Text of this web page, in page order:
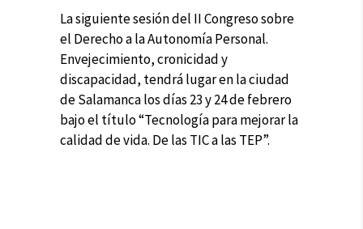
La siguiente sesión del II Congreso sobre
el Derecho a la Autonomía Personal.
Envejecimiento, cronicidad y
discapacidad, tendrá lugar en la ciudad
de Salamanca los días 23 y 24 de febrero
bajo el título “Tecnología para mejorar la
calidad de vida. De las TIC a las TEP”.